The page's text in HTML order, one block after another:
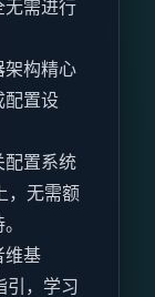
无需进行
架构精心
配置设
配置系统
，无需额
维基
引，学习